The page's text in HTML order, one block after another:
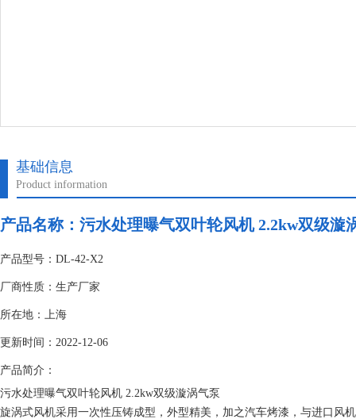
基础信息
Product information
产品名称： 污水处理曝气双叶轮风机 2.2kw双级漩
产品型号：DL-42-X2
厂商性质：生产厂家
所在地：上海
更新时间：2022-12-06
产品简介：
污水处理曝气双叶轮风机 2.2kw双级漩涡气泵
旋涡式风机采用一次性压铸成型，外型精美，加之汽车烤漆，与进口风